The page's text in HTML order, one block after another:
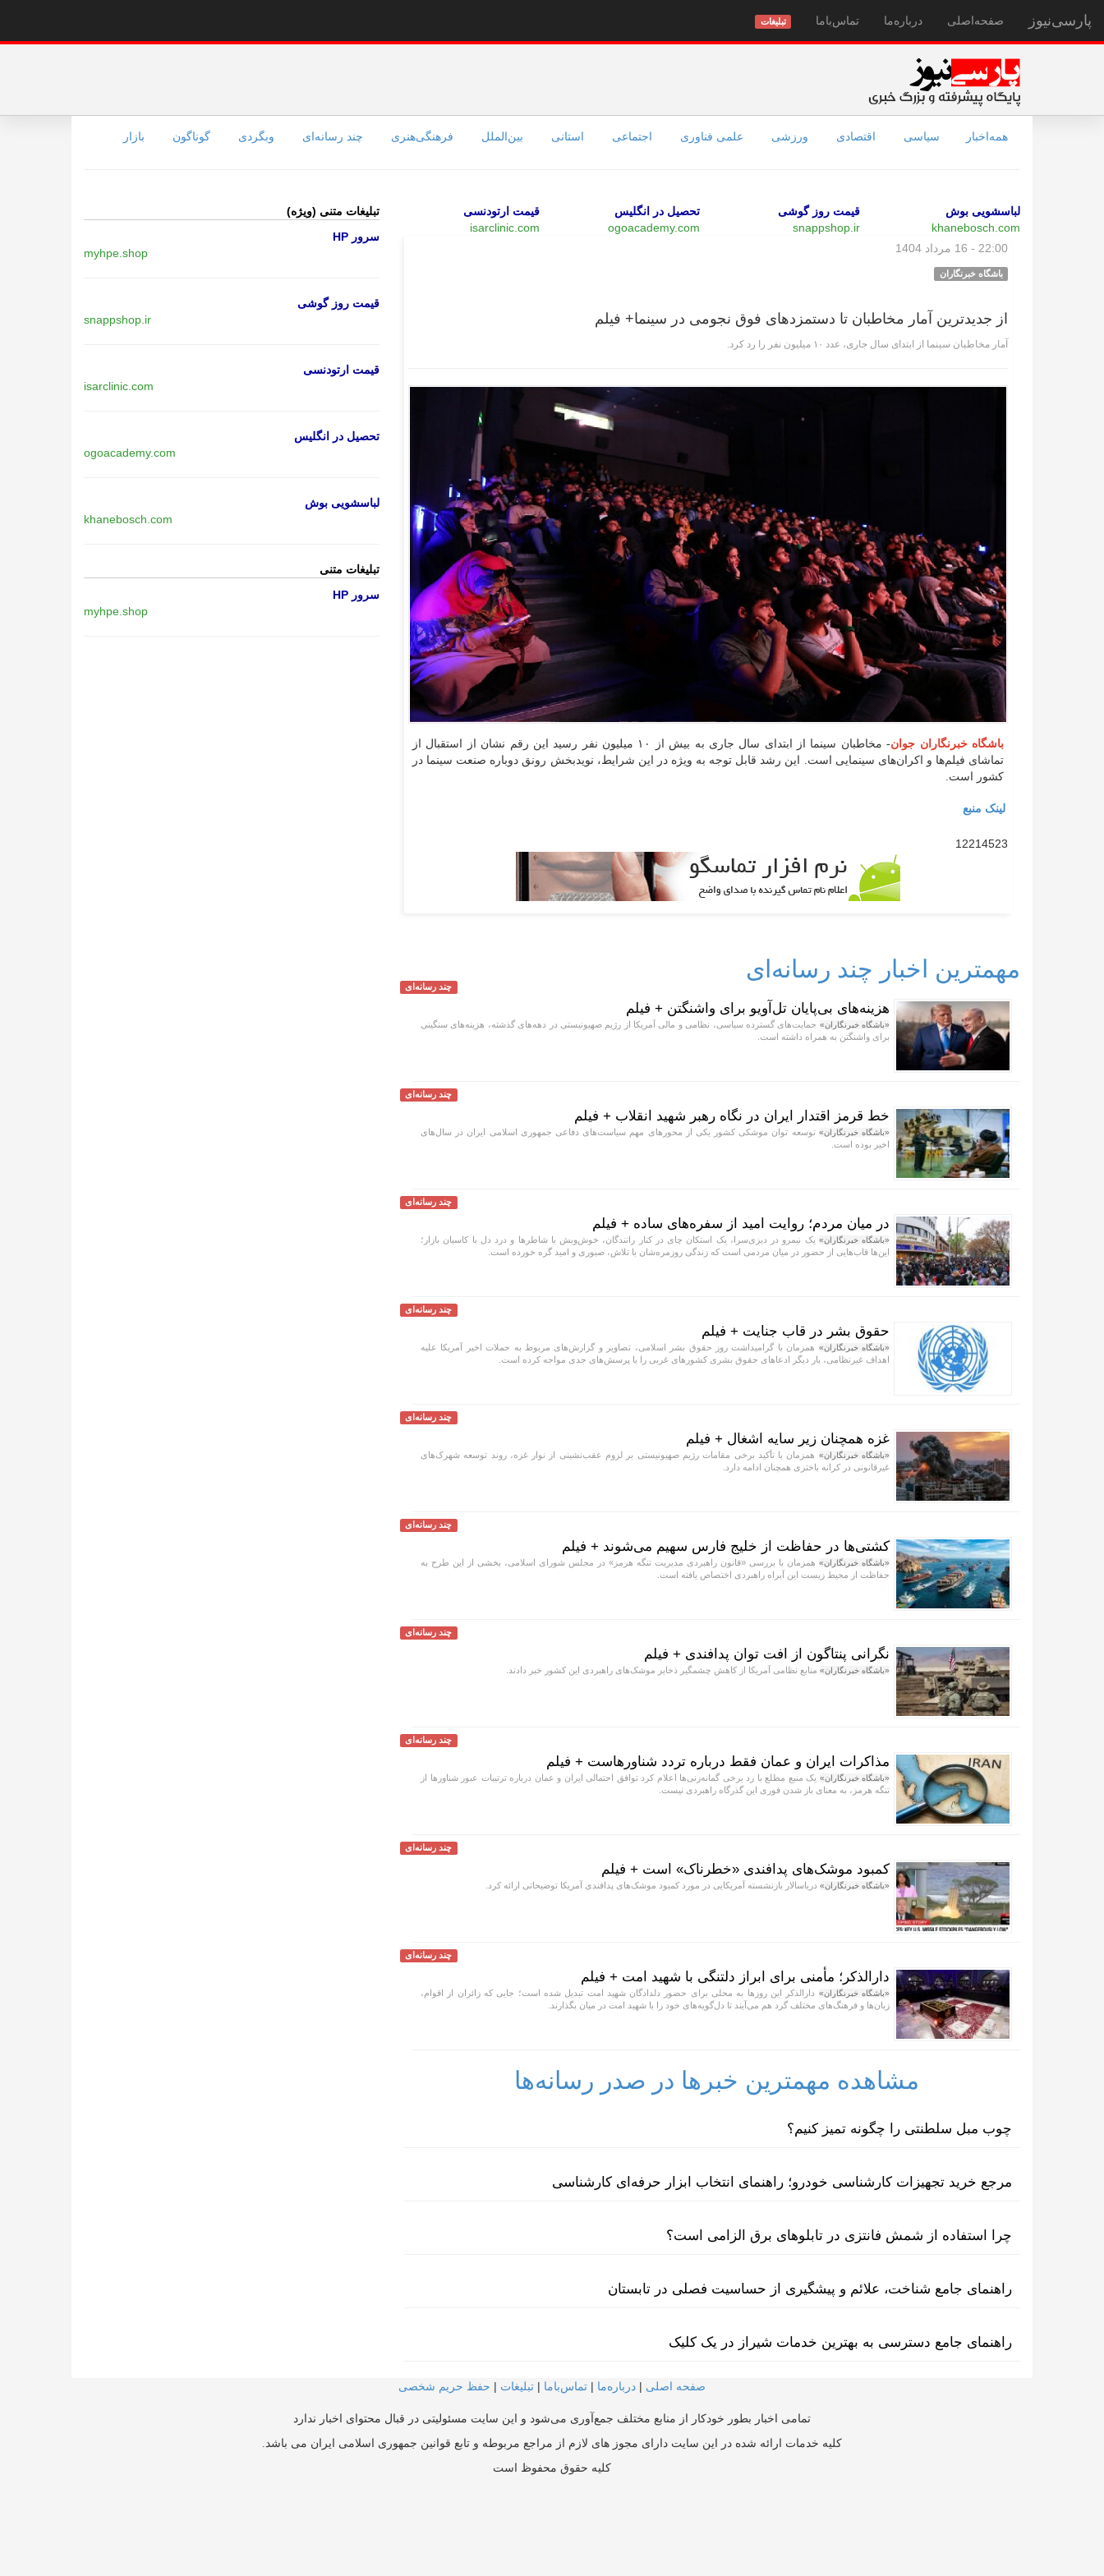
پارسی‌نیوز صفحه‌اصلی درباره‌ما تماس‌با‌ما تبلیغات
همه‌اخبار سیاسی اقتصادی ورزشی علمی فناوری اجتماعی استانی بین‌الملل فرهنگی‌هنری چند رسانه‌ای وبگردی گوناگون بازار
لباسشویی بوش
khanebosch.com
قیمت روز گوشی
snappshop.ir
تحصیل در انگلیس
ogoacademy.com
قیمت ارتودنسی
isarclinic.com
22:00 - 16 مرداد 1404
باشگاه خبرنگاران
از جدیدترین آمار مخاطبان تا دستمزد‌های فوق نجومی در سینما+ فیلم
آمار مخاطبان سینما از ابتدای سال جاری، عدد ۱۰ میلیون نفر را رد کرد.
باشگاه خبرنگاران جوان
- مخاطبان سینما از ابتدای سال جاری به بیش از ۱۰ میلیون نفر رسید این رقم نشان از استقبال از
تماشای فیلم‌ها و اکران‌های سینمایی است. این رشد قابل توجه به ویژه در این شرایط، نویدبخش رونق دوباره صنعت سینما در
کشور است.
لینک منبع
12214523
مهمترین اخبار چند رسانه‌ای
چند رسانه‌ای
هزینه‌های بی‌پایان تل‌آویو برای واشنگتن + فیلم
«باشگاه خبرنگاران» حمایت‌های گسترده سیاسی، نظامی و مالی آمریکا از رژیم صهیونیستی در دهه‌های گذشته، هزینه‌های سنگینی
برای واشنگتن به همراه داشته است.
چند رسانه‌ای
خط قرمز اقتدار ایران در نگاه رهبر شهید انقلاب + فیلم
«باشگاه خبرنگاران» توسعه توان موشکی کشور یکی از محورهای مهم سیاست‌های دفاعی جمهوری اسلامی ایران در سال‌های
اخیر بوده است.
چند رسانه‌ای
در میان مردم؛ روایت امید از سفره‌های ساده + فیلم
«باشگاه خبرنگاران» یک نیمرو در دیزی‌سرا، یک استکان چای در کنار رانندگان، خوش‌وبش با شاطرها و درد دل با کاسبان بازار؛
این‌ها قاب‌هایی از حضور در میان مردمی است که زندگی روزمره‌شان با تلاش، صبوری و امید گره خورده است.
چند رسانه‌ای
حقوق بشر در قاب جنایت + فیلم
«باشگاه خبرنگاران» همزمان با گرامیداشت روز حقوق بشر اسلامی، تصاویر و گزارش‌های مربوط به حملات اخیر آمریکا علیه
اهداف غیرنظامی، بار دیگر ادعاهای حقوق بشری کشورهای غربی را با پرسش‌های جدی مواجه کرده است.
چند رسانه‌ای
غزه همچنان زیر سایه اشغال + فیلم
«باشگاه خبرنگاران» همزمان با تأکید برخی مقامات رژیم صهیونیستی بر لزوم عقب‌نشینی از نوار غزه، روند توسعه شهرک‌های
غیرقانونی در کرانه باختری همچنان ادامه دارد.
چند رسانه‌ای
کشتی‌ها در حفاظت از خلیج فارس سهیم می‌شوند + فیلم
«باشگاه خبرنگاران» همزمان با بررسی «قانون راهبردی مدیریت تنگه هرمز» در مجلس شورای اسلامی، بخشی از این طرح به
حفاظت از محیط زیست این آبراه راهبردی اختصاص یافته است.
چند رسانه‌ای
نگرانی پنتاگون از افت توان پدافندی + فیلم
«باشگاه خبرنگاران» منابع نظامی آمریکا از کاهش چشمگیر ذخایر موشک‌های راهبردی این کشور خبر دادند.
چند رسانه‌ای
مذاکرات ایران و عمان فقط درباره تردد شناورهاست + فیلم
«باشگاه خبرنگاران» یک منبع مطلع با رد برخی گمانه‌زنی‌ها اعلام کرد توافق احتمالی ایران و عمان درباره ترتیبات عبور شناورها از
تنگه هرمز، به معنای باز شدن فوری این گذرگاه راهبردی نیست.
چند رسانه‌ای
کمبود موشک‌های پدافندی «خطرناک» است + فیلم
«باشگاه خبرنگاران» دریاسالار بازنشسته آمریکایی در مورد کمبود موشک‌های پدافندی آمریکا توضیحاتی ارائه کرد.
چند رسانه‌ای
دارالذکر؛ مأمنی برای ابراز دلتنگی با شهید امت + فیلم
«باشگاه خبرنگاران» دارالذکر این روز‌ها به محلی برای حضور دلدادگان شهید امت تبدیل شده است؛ جایی که زائران از اقوام،
زبان‌ها و فرهنگ‌های مختلف گرد هم می‌آیند تا دل‌گویه‌های خود را با شهید امت در میان بگذارند.
مشاهده مهمترین خبرها در صدر رسانه‌ها
چوب مبل سلطنتی را چگونه تمیز کنیم؟
مرجع خرید تجهیزات کارشناسی خودرو؛ راهنمای انتخاب ابزار حرفه‌ای کارشناسی
چرا استفاده از شمش فانتزی در تابلوهای برق الزامی است؟
راهنمای جامع شناخت، علائم و پیشگیری از حساسیت فصلی در تابستان
راهنمای جامع دسترسی به بهترین خدمات شیراز در یک کلیک
تبلیغات متنی (ویژه)
سرور HP
myhpe.shop
قیمت روز گوشی
snappshop.ir
قیمت ارتودنسی
isarclinic.com
تحصیل در انگلیس
ogoacademy.com
لباسشویی بوش
khanebosch.com
تبلیغات متنی
سرور HP
myhpe.shop
صفحه اصلی | درباره‌ما | تماس‌با‌ما | تبلیغات | حفظ حریم شخصی
تمامی اخبار بطور خودکار از منابع مختلف جمع‌آوری می‌شود و این سایت مسئولیتی در قبال محتوای اخبار ندارد
کلیه خدمات ارائه شده در این سایت دارای مجوز های لازم از مراجع مربوطه و تابع قوانین جمهوری اسلامی ایران می باشد.
کلیه حقوق محفوظ است